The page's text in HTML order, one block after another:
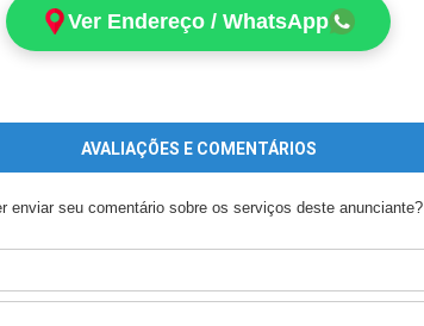
Ver Endereço / WhatsApp
AVALIAÇÕES E COMENTÁRIOS
enviar seu comentário sobre os serviços deste anunciante?